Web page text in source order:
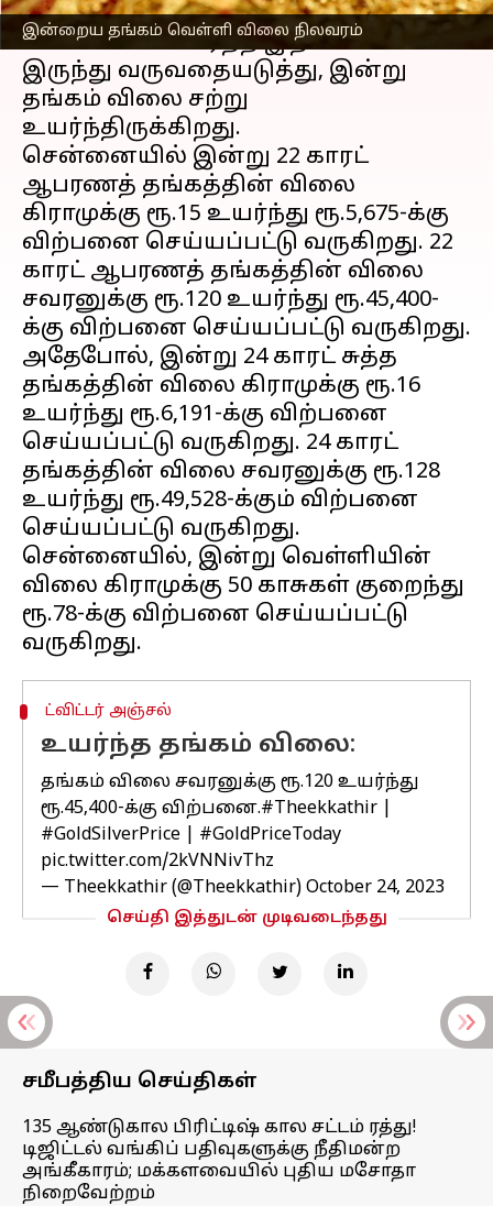
இன்றைய தங்கம் வெள்ளி விலை நிலவரம்
கடந்த சில வாரங்களாகவேதங்கம்
வெள்ளி விலைஏற்ற இறக்கமாக
இருந்து வருவதையடுத்து, இன்று
தங்கம் விலை சற்று
உயர்ந்திருக்கிறது.
சென்னையில் இன்று 22 காரட்
ஆபரணத் தங்கத்தின் விலை
கிராமுக்கு ரூ.15 உயர்ந்து ரூ.5,675-க்கு
விற்பனை செய்யப்பட்டு வருகிறது. 22
காரட் ஆபரணத் தங்கத்தின் விலை
சவரனுக்கு ரூ.120 உயர்ந்து ரூ.45,400-
க்கு விற்பனை செய்யப்பட்டு வருகிறது.
அதேபோல், இன்று 24 காரட் சுத்த
தங்கத்தின் விலை கிராமுக்கு ரூ.16
உயர்ந்து ரூ.6,191-க்கு விற்பனை
செய்யப்பட்டு வருகிறது. 24 காரட்
தங்கத்தின் விலை சவரனுக்கு ரூ.128
உயர்ந்து ரூ.49,528-க்கும் விற்பனை
செய்யப்பட்டு வருகிறது.
சென்னையில், இன்று வெள்ளியின்
விலை கிராமுக்கு 50 காசுகள் குறைந்து
ரூ.78-க்கு விற்பனை செய்யப்பட்டு
ட்விட்டர் அஞ்சல்
உயர்ந்த தங்கம் விலை:
தங்கம் விலை சவரனுக்கு ரூ.120 உயர்ந்து
ரூ.45,400-க்கு விற்பனை.#Theekkathir
#GoldSilverPrice
#GoldPriceToday
pic.twitter.com/2kVNNivThz
— Theekkathir (@Theekkathir) October 24, 2023
செய்தி இத்துடன் முடிவடைந்தது
சமீபத்திய செய்திகள்
135 ஆண்டுகால பிரிட்டிஷ் கால சட்டம் ரத்து!
டிஜிட்டல் வங்கிப் பதிவுகளுக்கு நீதிமன்ற
அங்கீகாரம்; மக்களவையில் புதிய மசோதா
நிறைவேற்றம்